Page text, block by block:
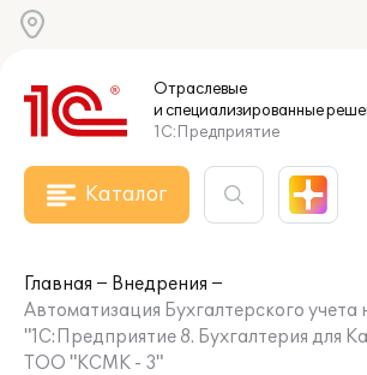
Отраслевые
и специализированные
1С:Предприятие
Каталог
Главная
Внедрения
Автоматизация Бухгалтерского учета
"1С:Предприятие 8. Бухгалтерия для
ТОО "КСМК - 3"